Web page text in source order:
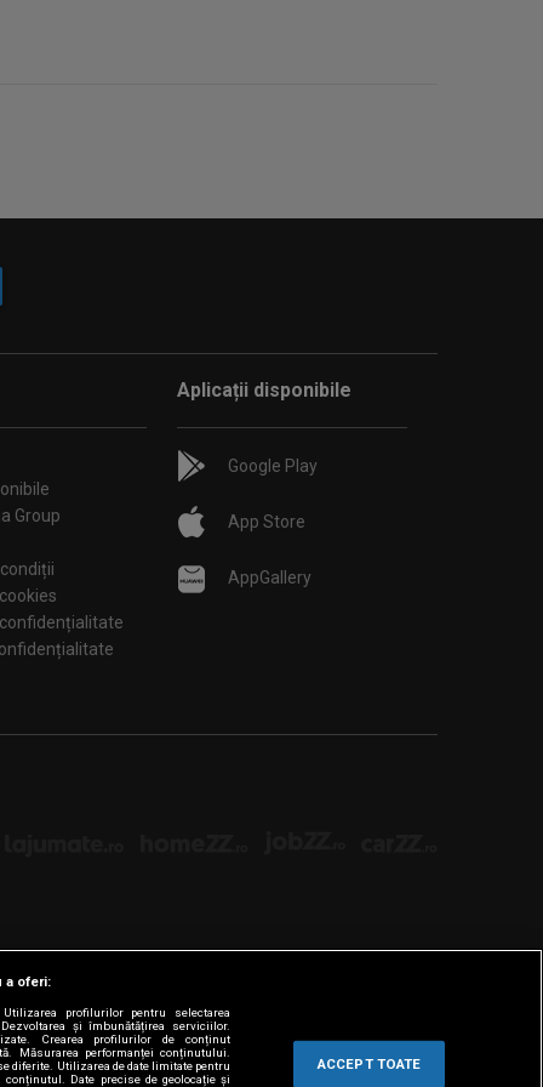
Group
de confidențialitate
Aplicații disponibile
Google Play
App Store
AppGallery
a oferi:
profilurilor pentru selectarea
și îmbunătățirea serviciilor.
Crearea profilurilor de conținut
Măsurarea performanței conținutului.
diferite. Utilizarea de date limitate pentru
Date precise de geolocație și
ACCEPT TOATE